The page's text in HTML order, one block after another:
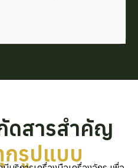
ดสารสำคัญ
รูปแบบ